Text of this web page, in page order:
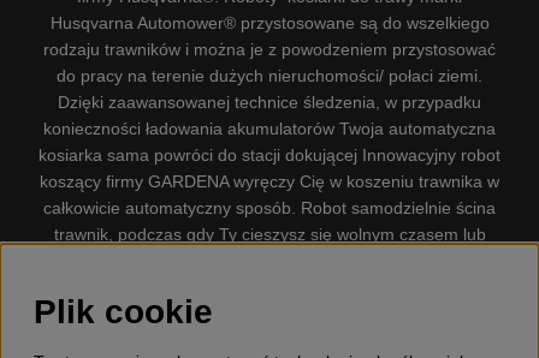
Husqvarna Automower® przystosowane są do wszelkiego
rodzaju trawników i można je z powodzeniem przystosować
do pracy na terenie dużych nieruchomości/ połaci ziemi.
Dzięki zaawansowanej technice śledzenia, w przypadku
konieczności ładowania akumulatorów Twoja automatyczna
kosiarka sama powróci do stacji dokującej Innowacyjny robot
koszący firmy GARDENA wyręczy Cię w koszeniu trawnika w
całkowicie automatyczny sposób. Robot samodzielnie ścina
trawnik, podczas gdy Ty cieszysz się wolnym czasem lub
dostępną na rynku. Firma nasza dysponuje. Gplshop
Plik cookie